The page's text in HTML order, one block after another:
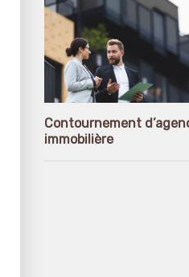
Contournement
immobilière